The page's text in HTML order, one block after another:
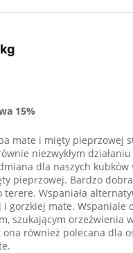
15%
mate i mięty pieprzowej
niezwykłym działaniu
dla naszych kubków
pieprzowej. Bardzo
Wspaniała
gorzkiej mate. Wspaniale
szukającym orzeźwienia
również polecana dla